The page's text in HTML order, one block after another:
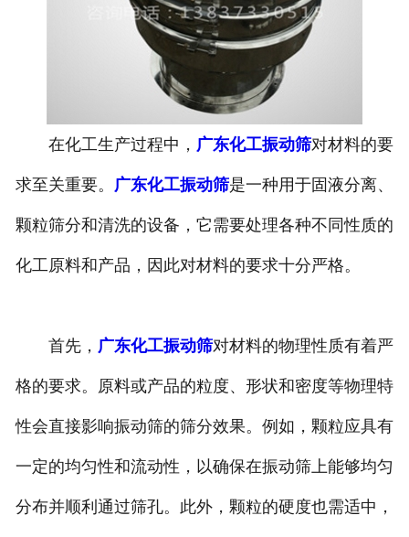
视频中心
联系我们
在化工生产过程中， 广东化工振动筛对材料的要
求至关重要。 广东化工振动筛是一种用于固液分离、
颗粒筛分和清洗的设备，它需要处理各种不同性质的
化工原料和产品，因此对材料的要求十分严格。
首先， 广东化工振动筛对材料的物理性质有着严
格的要求。原料或产品的粒度、形状和密度等物理特
性会直接影响振动筛的筛分效果。例如，颗粒应具有
一定的均匀性和流动性，以确保在振动筛上能够均匀
分布并顺利通过筛孔。此外，颗粒的硬度也需适中，